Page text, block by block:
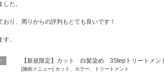
た。
り、周りからの評判もとても良いです！
。
【新規限定】カット 白髪染め 3Stepトリートメ
[施術メニュー] カット、カラー、トリートメント